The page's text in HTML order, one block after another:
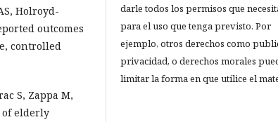
Holroyd-
outcomes
controlled
S, Zappa M,
of elderly
darle todos los permisos que
para el uso que tenga previsto. Por
ejemplo, otros derechos como
privacidad, o derechos morales
limitar la forma en que utilice el